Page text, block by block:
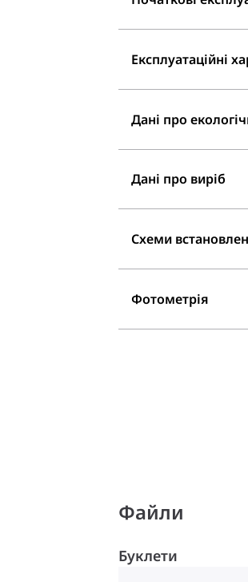
Експлуатаційні
Дані про
Дані про виріб
Схеми
Фотометрія
Файли
Буклети